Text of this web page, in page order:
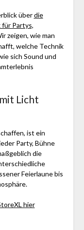
überdie
Partys,
zeigen, wie man
welche Technik
sich Sound und
Licht
ist ein
Party, Bühne
die
Feierlaune bis
hier